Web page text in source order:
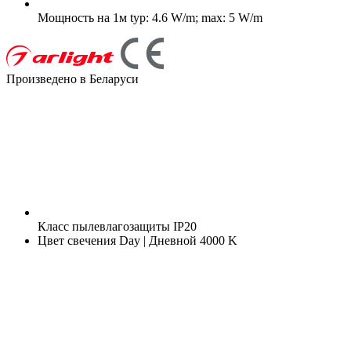
Мощность на 1м typ: 4.6 W/m; max: 5 W/m
Произведено в Беларуси
Класс пылевлагозащиты IP20
Цвет свечения Day | Дневной 4000 K